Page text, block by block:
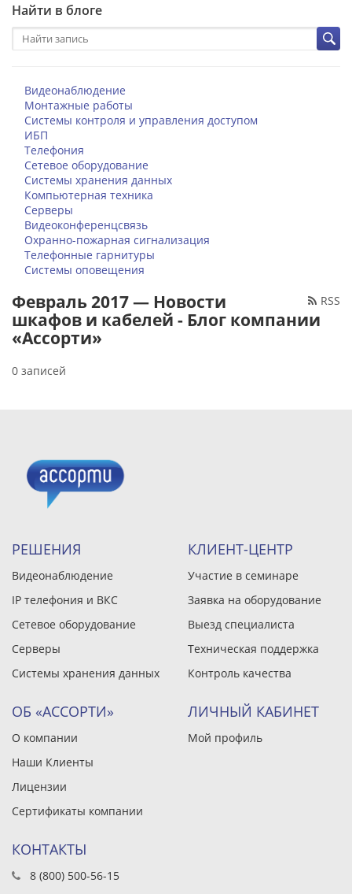
Найти в блоге
Видеонаблюдение
Монтажные работы
Системы контроля и управления доступом
ИБП
Телефония
Сетевое оборудование
Системы хранения данных
Компьютерная техника
Серверы
Видеоконференцсвязь
Охранно-пожарная сигнализация
Телефонные гарнитуры
Системы оповещения
RSS
Февраль 2017 — Новости
шкафов и кабелей - Блог компании
«Ассорти»
0 записей
РЕШЕНИЯ
Видеонаблюдение
IP телефония и ВКС
Сетевое оборудование
Серверы
Системы хранения данных
КЛИЕНТ-ЦЕНТР
Участие в семинаре
Заявка на оборудование
Выезд специалиста
Техническая поддержка
Контроль качества
ОБ «АССОРТИ»
О компании
Наши Клиенты
Лицензии
Сертификаты компании
ЛИЧНЫЙ КАБИНЕТ
Мой профиль
КОНТАКТЫ
8 (800) 500-56-15